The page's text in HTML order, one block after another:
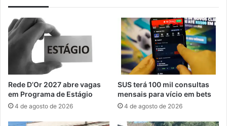
c
a
s
a
i
s
3
a
a
t
i
r
o
m
o
Rede D’Or 2027 abre vagas
em Programa de Estágio
4 de agosto de 2026
SUS terá 100 mil consultas
mensais para vício em bets
4 de agosto de 2026